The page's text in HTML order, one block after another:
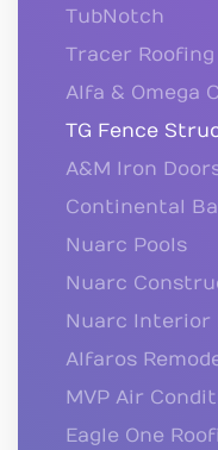
TubNotch
Tracer Roofing
Alfa & Omega
TG Fence
A&M Iron
Continental
Nuarc Pools
Nuarc
Nuarc Interior
Alfaros
MVP Air
Eagle One